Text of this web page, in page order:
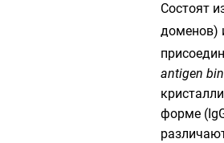
Состоят
доменов)
antigen
форме